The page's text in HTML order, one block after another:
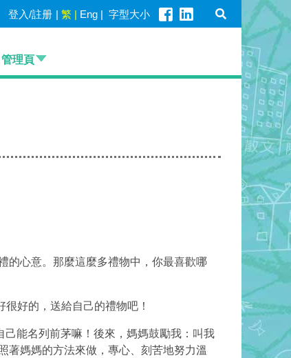
登入/註册 | 繁 | Eng | 字型大小
管理頁
的心意。那麼這麼多禮物中，你最喜歡哪
好的，送給自己的禮物吧！
能名列前茅嘛！後來，媽媽鼓勵我：叫我
著媽媽的​方法​來做，專心、刻苦地努力溫